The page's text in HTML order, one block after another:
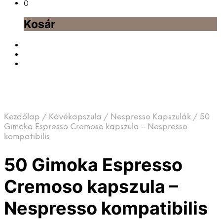
0
Kosár
Kezdőlap / Kávékapszula / Nespresso Kapszulák / 50
Gimoka Espresso Cremoso kapszula – Nespresso
kompatibilis
50 Gimoka Espresso
Cremoso kapszula –
Nespresso kompatibilis